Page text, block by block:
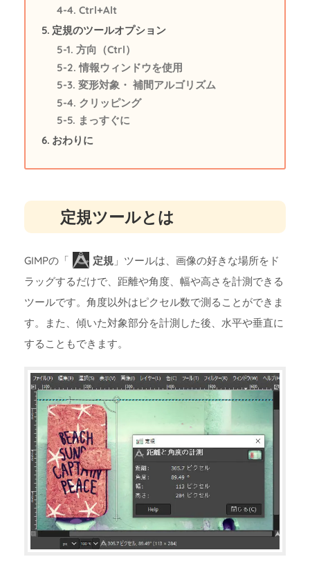
Ctrl+Alt
定規のツールオプション
方向（Ctrl）
情報ウィンドウを使用
変形対象・ 補間アルゴリズム
クリッピング
まっすぐに
おわりに
定規ツールとは
GIMPの「 定規 」ツールは、画像の好きな場所をド
ラッグするだけで、距離や角度、幅や高さを計測できる
ツールです。角度以外はピクセル数で測ることができま
す。また、傾いた対象部分を計測した後、水平や垂直に
することもできます。